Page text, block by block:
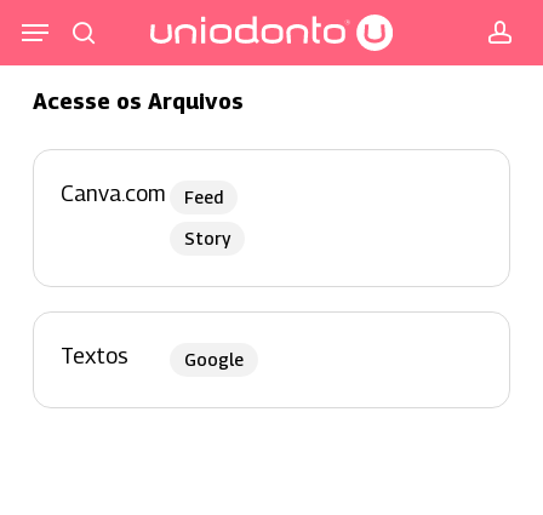
para
conteúdo
principal
Menu
Acesse os Arquivos
Canva.com
Feed
Story
Textos Google